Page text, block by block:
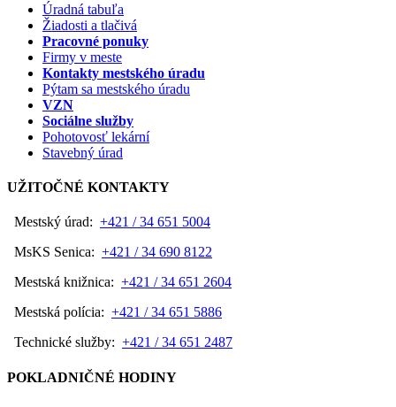
Úradná tabuľa
Žiadosti a tlačivá
Pracovné ponuky
Firmy v meste
Kontakty mestského úradu
Pýtam sa mestského úradu
VZN
Sociálne služby
Pohotovosť lekární
Stavebný úrad
UŽITOČNÉ KONTAKTY
Mestský úrad: +421 / 34 651 5004
MsKS Senica: +421 / 34 690 8122
Mestská knižnica: +421 / 34 651 2604
Mestská polícia: +421 / 34 651 5886
Technické služby: +421 / 34 651 2487
POKLADNIČNÉ HODINY